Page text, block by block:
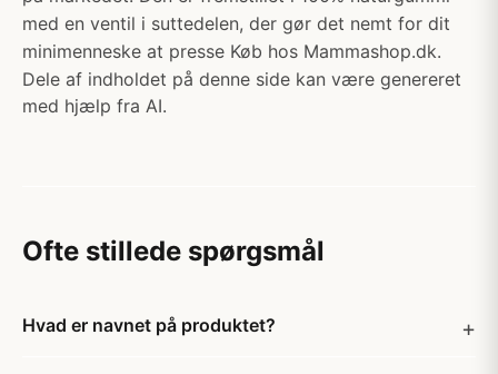
med en ventil i suttedelen, der gør det nemt for dit
minimenneske at presse Køb hos Mammashop.dk.
Dele af indholdet på denne side kan være genereret
med hjælp fra AI.
Ofte stillede spørgsmål
Hvad er navnet på produktet?